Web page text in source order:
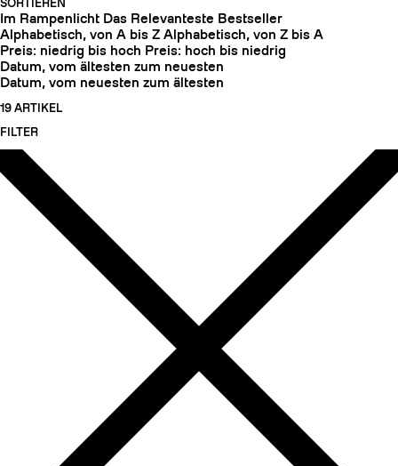
HARSCHEISEN
SORTIEREN
Im Rampenlicht Das Relevanteste Bestseller
Alphabetisch, von A bis Z Alphabetisch, von Z bis A
Preis: niedrig bis hoch Preis: hoch bis niedrig
Datum, vom ältesten zum neuesten
Datum, vom neuesten zum ältesten
19 ARTIKEL
FILTER